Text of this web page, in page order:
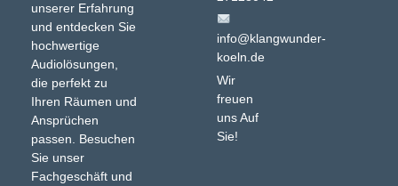
unserer Erfahrung
und entdecken Sie
hochwertige
Audiolösungen,
die perfekt zu
Ihren Räumen und
Ansprüchen
passen. Besuchen
Sie unser
Fachgeschäft und
info@klangwunder-
koeln.de
Wir
freuen
uns Auf
Sie!